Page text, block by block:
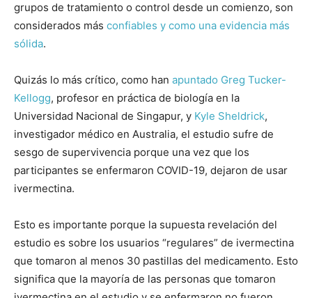
grupos de tratamiento o control desde un comienzo, son
considerados más confiables y como una evidencia más
sólida.
Quizás lo más crítico, como han apuntado Greg Tucker-
Kellogg, profesor en práctica de biología en la
Universidad Nacional de Singapur, y Kyle Sheldrick,
investigador médico en Australia, el estudio sufre de
sesgo de supervivencia porque una vez que los
participantes se enfermaron COVID-19, dejaron de usar
ivermectina.
Esto es importante porque la supuesta revelación del
estudio es sobre los usuarios “regulares” de ivermectina
que tomaron al menos 30 pastillas del medicamento. Esto
significa que la mayoría de las personas que tomaron